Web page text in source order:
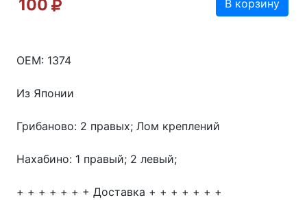
100 В корзину
OEM: 1374
Из Японии
Грибаново: 2 правых; Лом креплений
Нахабино: 1 правый; 2 левый;
+ + + + + + + Доставка + + + + + + +